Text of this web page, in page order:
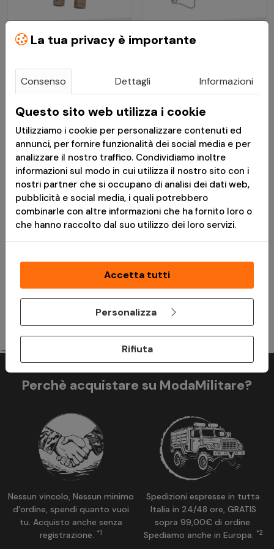
€ 33,51
Pantaloni Militari BDU
2.0 Ripstop Khaki -
Pentagon
Disponibile
€ 20,80
Boonie Hat Babylon
Khaki - Pentagon
Disponibile
Messaggio pubblicitario con finalità promozionale.Paga in 3
rate senza interessi è disponibile solo per acquisti idonei da €
30,00 a € 2.000,00. L'idoneità a Paga in 3 rate è soggetta ad
approvazione da parte di PayPal (Europe) S.à r.l. et Cie, S.C.A.,
che è il creditore. TAEG 0%. Prima di fare domanda, consulta il
Foglio Informativoe iTermini e Condizionidisponibili durante il
vincolante e deve essere rimborsato. Assicurati di essere in
grado di ripagare prima di prendere un impegno.
Perchè acquistare su ModaMilitare?
Nessun vincolo, Nessun minimo
d’ordine, spendi quanto vuoi
tu. Acquisto anche senza
registrazione. *1
Spedizioni espresse in tutta
Italia in 24/48 ore, GRATIS
sopra 99,00€ di ordine.
Spediamo anche in Europa. *2
La tua privacy è importante
Consenso Dettagli Informazioni
Questo sito web utilizza i cookie
Utilizziamo i cookie per personalizzare contenuti ed
annunci, per fornire funzionalità dei social media e per
analizzare il nostro traffico. Condividiamo inoltre
informazioni sul modo in cui utilizza il nostro sito con i
nostri partner che si occupano di analisi dei dati web,
pubblicità e social media, i quali potrebbero
combinarle con altre informazioni che ha fornito loro o
che hanno raccolto dal suo utilizzo dei loro servizi.
Accetta tutti
Personalizza
Rifiuta